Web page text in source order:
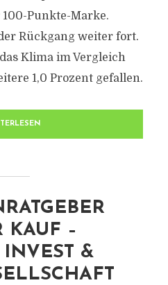
Punkte-Marke.
Rückgang weiter fort.
Klima im Vergleich
1,0 Prozent gefallen.
KAUF –
&